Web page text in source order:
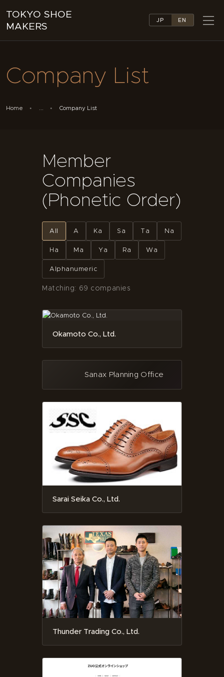
TOKYO SHOE
MAKERS
JP EN
Company List
Home ... Company List
COMPANY LIST
COLLECTIONS
Member
Companies
(Phonetic Order)
All A Ka Sa Ta Na
Ha Ma Ya Ra Wa
Alphanumeric
Matching: 69 companies
Okamoto Co., Ltd.
Sanax Planning Office
Sarai Seika Co., Ltd.
Thunder Trading Co., Ltd.